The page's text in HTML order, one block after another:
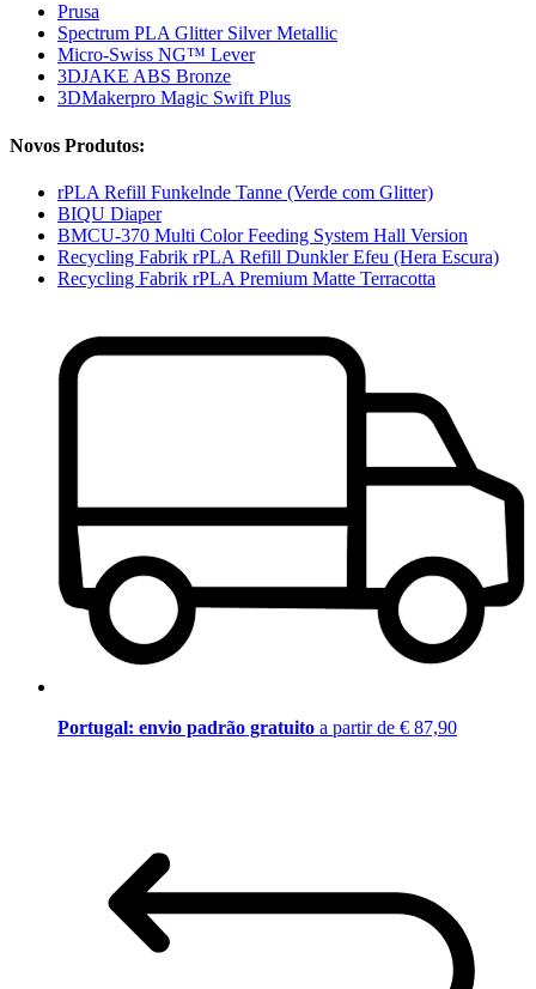
Prusa
Spectrum PLA Glitter Silver Metallic
Micro-Swiss NG™ Lever
3DJAKE ABS Bronze
3DMakerpro Magic Swift Plus
Novos Produtos:
rPLA Refill Funkelnde Tanne (Verde com Glitter)
BIQU Diaper
BMCU-370 Multi Color Feeding System Hall Version
Recycling Fabrik rPLA Refill Dunkler Efeu (Hera Escura)
Recycling Fabrik rPLA Premium Matte Terracotta
Portugal: envio padrão gratuito a partir de € 87,90